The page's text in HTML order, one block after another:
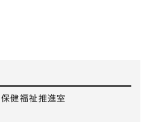
健福祉推進室